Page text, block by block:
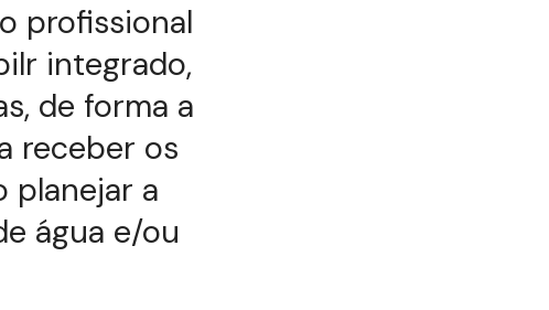
profissional
integrado,
de forma a
receber os
planejar a
água e/ou